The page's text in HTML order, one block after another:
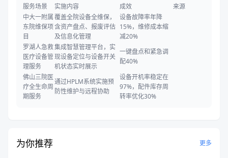
服务场景
实施内容 成效
来源
中大一附属
东院维保项
目
覆盖全院设备全维保，
含资产盘点、报废评估
及信息化管理
设备故障率年降
15%，维修成本缩
减20%
罗湖人急救
医疗设备管
理服务
集成智慧管理平台，实
现设备定位与设备开关
机状态实时展示
一键盘点和紧急调
配40%
佛山三院医
疗全生命周
期服务
通过HPLM系统实施预
防性维护与远程协助
设备开机率稳定在
97%，配件库存周
转率优化30%
为你推荐 更多